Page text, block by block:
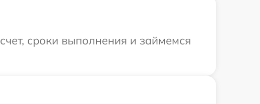
сроки выполнения и займемся